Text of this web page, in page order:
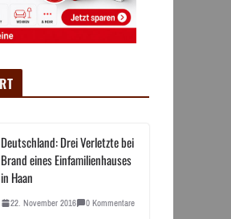
Deutschland: Drei Verletzte bei
Brand eines Einfamilienhauses
in Haan
22. November 2016 0 Kommentare